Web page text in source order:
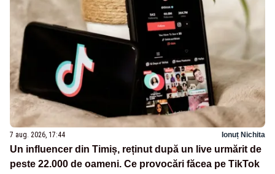
7 aug. 2026, 17:44 Ionuț Nichita
Un influencer din Timiș, reținut după un live urmărit de
peste 22.000 de oameni. Ce provocări făcea pe TikTok